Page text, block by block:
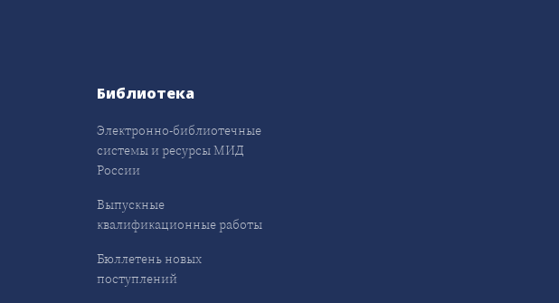
Библиотека
Электронно-библиотечные
системы и ресурсы МИД
России
Выпускные
квалификационные работы
Бюллетень новых
поступлений